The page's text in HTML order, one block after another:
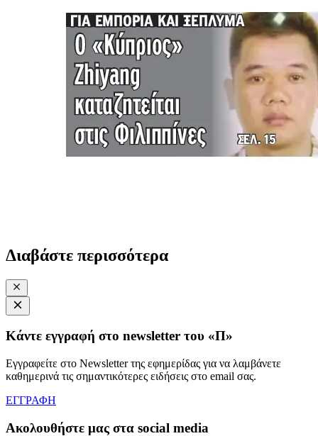
Διαβάστε περισσότερα
Κάντε εγγραφή στο newsletter του «Π»
Εγγραφείτε στο Newsletter της εφημερίδας για να λαμβάνετε
καθημερινά τις σημαντικότερες ειδήσεις στο email σας.
ΕΓΓΡΑΦΗ
Ακολουθήστε μας στα social media